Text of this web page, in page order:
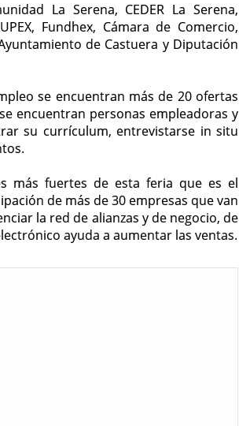
La Serena, CEDER La Serena,
Fundhex, Cámara de Comercio,
de Castuera y Diputación
se encuentran más de 20 ofertas
encuentran personas empleadoras y
su currículum, entrevistarse in situ
más fuertes de esta feria que es el
de más de 30 empresas que van
la red de alianzas y de negocio, de
ayuda a aumentar las ventas.